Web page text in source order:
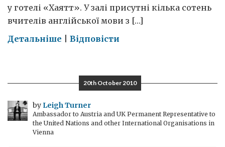
у готелі «Хаятт». У залі присутні кілька сотень
вчителів англійської мови з […]
Детальніше on
планети,
подкасти
та
твіти
Відповісти
20th October 2010
by Leigh Turner
Ambassador to Austria and UK Permanent Representative to
the United Nations and other International Organisations in
Vienna